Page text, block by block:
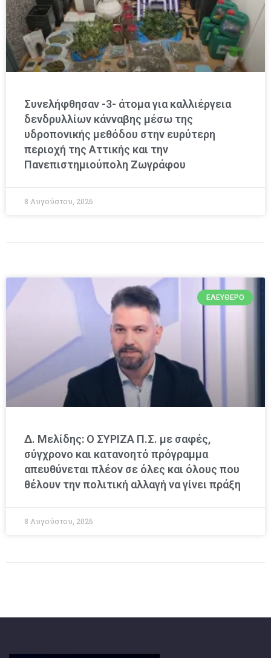
Συνελήφθησαν -3- άτομα για καλλιέργεια
δενδρυλλίων κάνναβης μέσω της
υδροπονικής μεθόδου στην ευρύτερη
περιοχή της Αττικής και την
Πανεπιστημιούπολη Ζωγράφου
8 Αυγούστου, 2026
ΕΛΕΎΘΕΡΟ
Δ. Μελίδης: Ο ΣΥΡΙΖΑ Π.Σ. με σαφές,
σύγχρονο και κατανοητό πρόγραμμα
απευθύνεται πλέον σε όλες και όλους που
θέλουν την πολιτική αλλαγή να γίνει πράξη
8 Αυγούστου, 2026